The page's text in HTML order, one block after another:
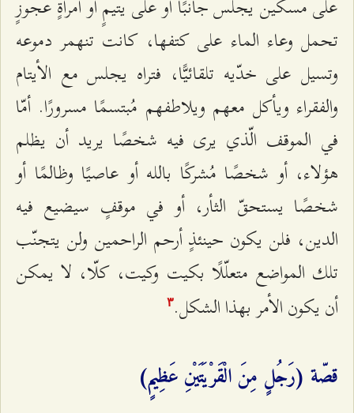
تحمل وعاء الماء على كتفها، كانت تنهمر دموعه
وتسيل على خدّيه تلقائيًّا، فتراه يجلس مع الأيتام
والفقراء ويأكل معهم ويلاطفهم مُبتسمًا مسرورًا. أمّا
في الموقف الّذي يرى فيه شخصًا يريد أن يظلم
هؤلاء، أو شخصًا مُشركًا بالله أو عاصيًا وظالمًا أو
شخصًا يستحقّ الثأر، أو في موقفٍ سيضيع فيه
الدين، فلن يكون حينئذٍ أرحم الراحمين ولن يتجنّب
تلك المواضع متعلّلًا بكيت وكيت، كلّا، لا يمكن
أن يكون الأمر بهذا الشكل.٣
قصّة (رَجُلٍ مِنَ الْقَرْيَتَيْنِ عَظِيمٍ)